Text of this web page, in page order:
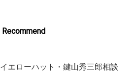
Recommend
イエローハット・鍵山秀三郎相談